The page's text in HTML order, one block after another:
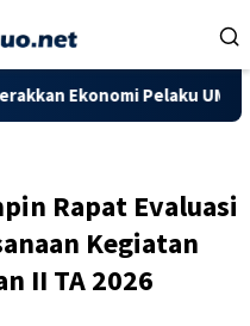
Pelaku UMKM
Rapat Evaluasi
Kegiatan
II TA 2026